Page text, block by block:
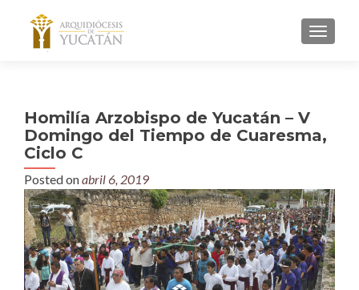
MENU
Homilía Arzobispo de Yucatán – V
Domingo del Tiempo de Cuaresma,
Ciclo C
Posted onabril 6, 2019